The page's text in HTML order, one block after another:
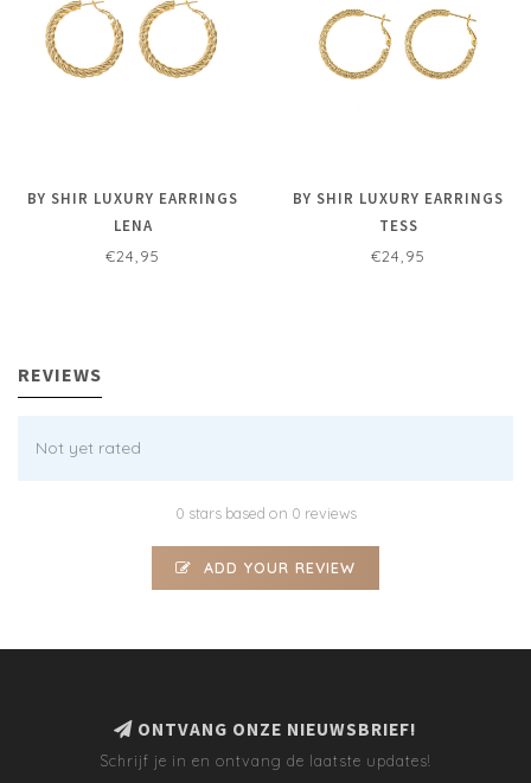
BY SHIR LUXURY EARRINGS
LENA
€24,95
BY SHIR LUXURY EARRINGS
TESS
€24,95
REVIEWS
Not yet rated
0 stars based on 0 reviews
ADD YOUR REVIEW
ONTVANG ONZE NIEUWSBRIEF!
Schrijf je in en ontvang de laatste updates!